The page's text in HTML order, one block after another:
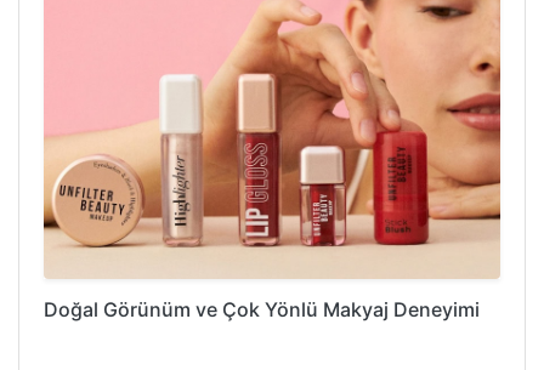
Doğal Görünüm ve Çok Yönlü Makyaj Deneyimi